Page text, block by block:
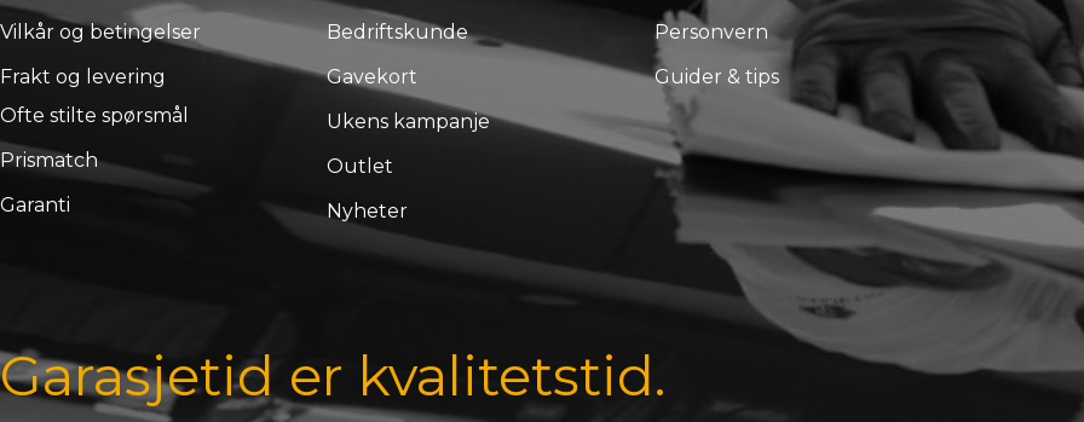
Vilkår og betingelser
Frakt og levering
Ofte stilte spørsmål
Prismatch
Garanti
Bedriftskunde
Gavekort
Ukens kampanje
Outlet
Nyheter
Personvern
Guider & tips
Garasjetid er kvalitetstid.